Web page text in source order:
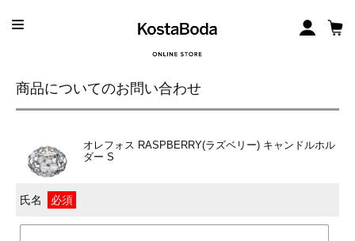
商品についてのお問い合わせ
オレフォス RASPBERRY(ラズベリー) キャンドルホル
ダー S
氏名 必須